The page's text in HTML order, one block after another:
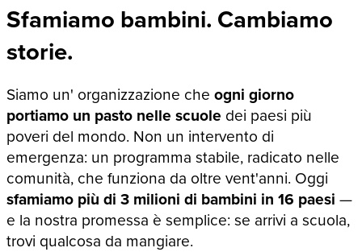
Sfamiamo bambini. Cambiamo
storie.
Siamo un' organizzazione che ogni giorno
portiamo un pasto nelle scuole dei paesi più
poveri del mondo. Non un intervento di
emergenza: un programma stabile, radicato nelle
comunità, che funziona da oltre vent'anni. Oggi
sfamiamo più di 3 milioni di bambini in 16 paesi —
e la nostra promessa è semplice: se arrivi a scuola,
trovi qualcosa da mangiare.